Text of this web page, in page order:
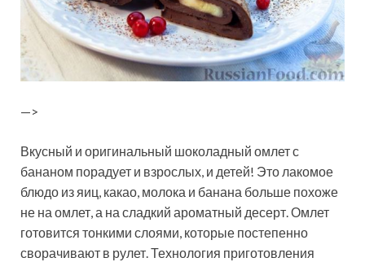
—>
Вкусный и оригинальный шоколадный омлет с
бананом порадует и взрослых, и детей! Это лакомое
блюдо из яиц, какао, молока и банана больше похоже
не на омлет, а на сладкий ароматный десерт. Омлет
готовится тонкими слоями, которые постепенно
сворачивают в рулет. Технология приготовления